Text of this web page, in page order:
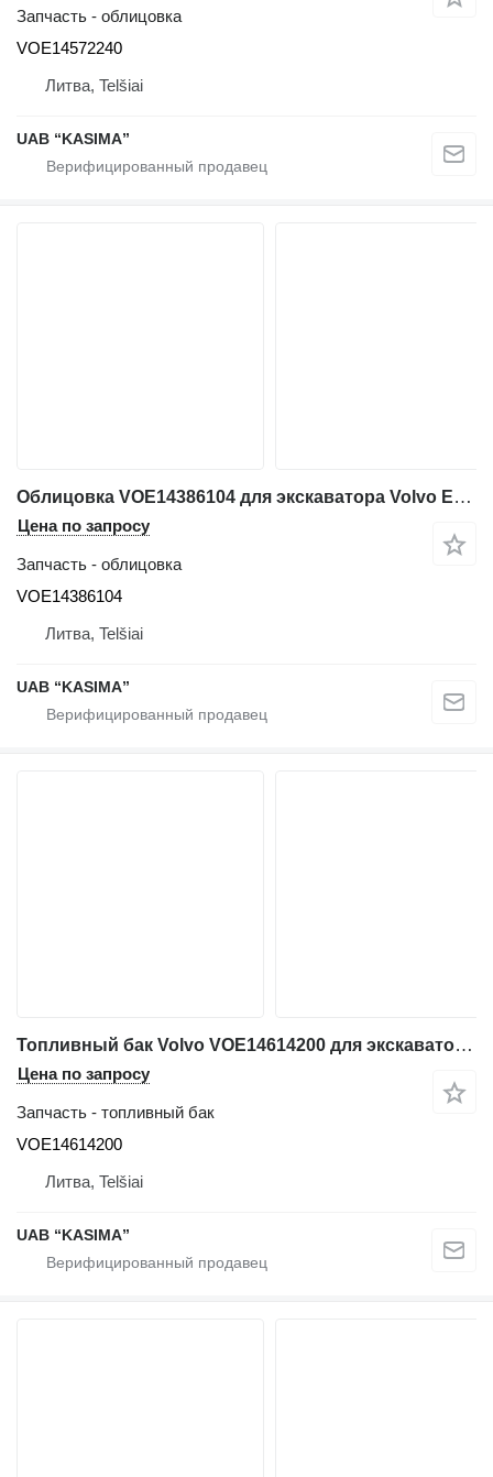
Запчасть - облицовка
VOE14572240
Литва, Telšiai
UAB “KASIMA”
Облицовка VOE14386104 для экскаватора Volvo EW230C
Цена по запросу
Запчасть - облицовка
VOE14386104
Литва, Telšiai
UAB “KASIMA”
Топливный бак Volvo VOE14614200 для экскаватора Volvo EW230C
Цена по запросу
Запчасть - топливный бак
VOE14614200
Литва, Telšiai
UAB “KASIMA”